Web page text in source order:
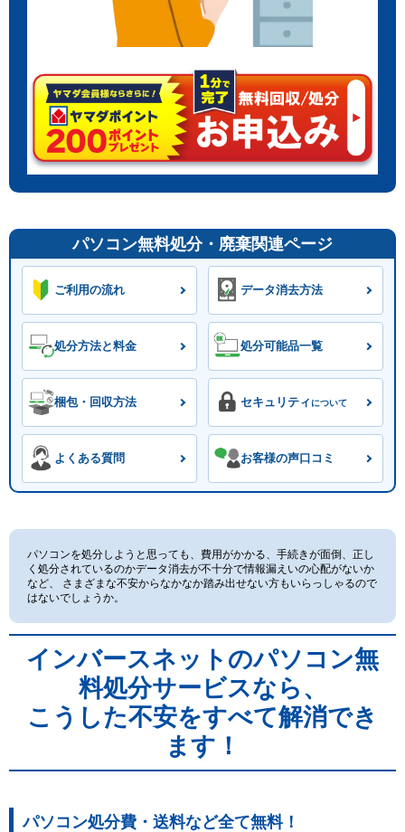
パソコン無料処分・廃棄関連ページ
ご利用の流れ データ消去方法
処分方法と料金 処分可能品一覧
梱包・回収方法 セキュリティ について
よくある質問 お客様の声口コミ
パソコンを処分しようと思っても、費用がかかる、手続きが面倒、正し
く処分されているのかデータ消去が不十分で情報漏えいの心配がないか
など、 さまざまな不安からなかなか踏み出せない方もいらっしゃるので
はないでしょうか。
インバースネットのパソコン無
料処分サービスなら、
こうした不安をすべて解消でき
ます！
パソコン処分費・送料など全て無料！